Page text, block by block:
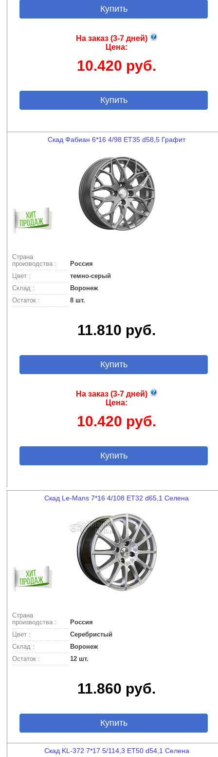
Купить
На заказ (3-7 дней)
Цена:
10.420 руб.
Купить
Скад Фабиан 6*16 4/98 ET35 d58,5 Графит
Страна
производства :
Россия
Цвет :
темно-серый
Склад :
Воронеж
Остаток :
8 шт.
11.810 руб.
Купить
На заказ (3-7 дней)
Цена:
10.420 руб.
Купить
Скад Le-Mans 7*16 4/108 ET32 d65,1 Селена
Страна
производства :
Россия
Цвет :
Серебристый
Склад :
Воронеж
Остаток :
12 шт.
11.860 руб.
Купить
Скад KL-372 7*17 5/114,3 ET50 d54,1 Селена